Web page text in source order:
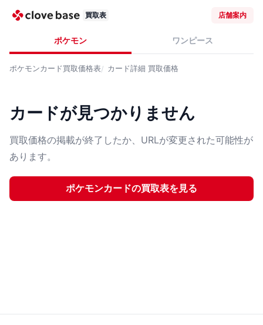
買取表 店舗案内
ポケモン ワンピース
ポケモンカード買取価格表 カード詳細 買取価格
カードが見つかりません
買取価格の掲載が終了したか、URLが変更された可能性が
あります。
ポケモンカードの買取表を見る